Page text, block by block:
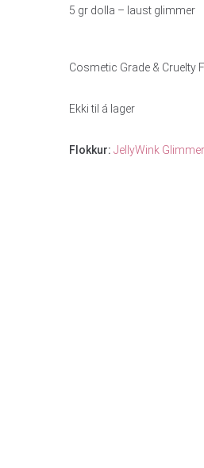
5 gr dolla – laust glimmer
Cosmetic Grade & Cruelty
Ekki til á lager
Flokkur: JellyWink